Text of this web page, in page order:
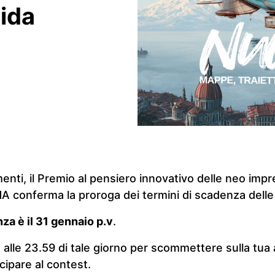
il Premio al pensiero innovativo delle neo
conferma la proroga dei termini di scadenza
è il 31 gennaio p.v.
23.59 di tale giorno per scommettere sulla
al contest.